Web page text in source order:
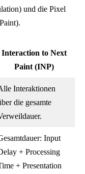
und die Pixel
Interaction to Next
Paint (INP)
Interaktionen
die gesamte
Input
+ Processing
+ Presentation